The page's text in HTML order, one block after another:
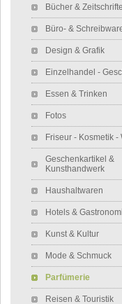
Bücher &
Büro- &
Design & Grafik
Einzelhandel -
Essen & Trinken
Fotos
Friseur - Kosmetik -
Geschenkartikel &
Kunsthandwerk
Haushaltwaren
Hotels &
Kunst & Kultur
Mode & Schmuck
Parfümerie
Reisen & Touristik